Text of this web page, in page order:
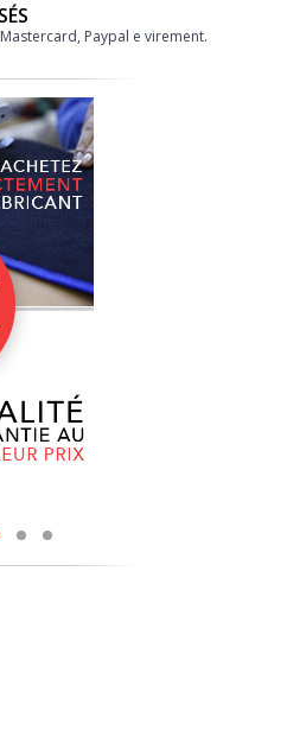
Paypal e virement.